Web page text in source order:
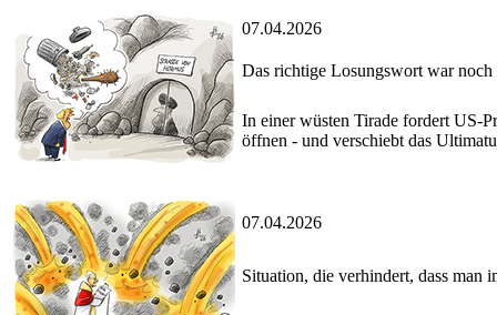
07.04.2026
Das richtige Losungswort war noch
In einer wüsten Tirade fordert US-
öffnen - und verschiebt das
07.04.2026
Situation, die verhindert, dass man